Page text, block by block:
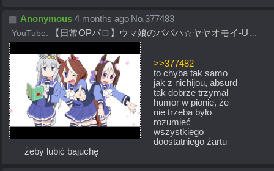
Anonymous 4 months ago No.377483
YouTube:
【日常OPパロ】ウマ娘のババハ☆ヤヤオモイ-U #ウマ娘の日常OP
>>377482
to chyba tak samo
jak z nichijou, absurd
tak dobrze trzymał
humor w pionie, że
nie trzeba było
rozumieć
wszystkiego
doostatniego żartu
żeby lubić bajuchę